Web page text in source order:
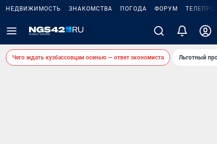
НЕДВИЖИМОСТЬ ЗНАКОМСТВА ПОГОДА ФОРУМ
Чего ждать кузбассовцам осенью — ответ экономиста Льготный